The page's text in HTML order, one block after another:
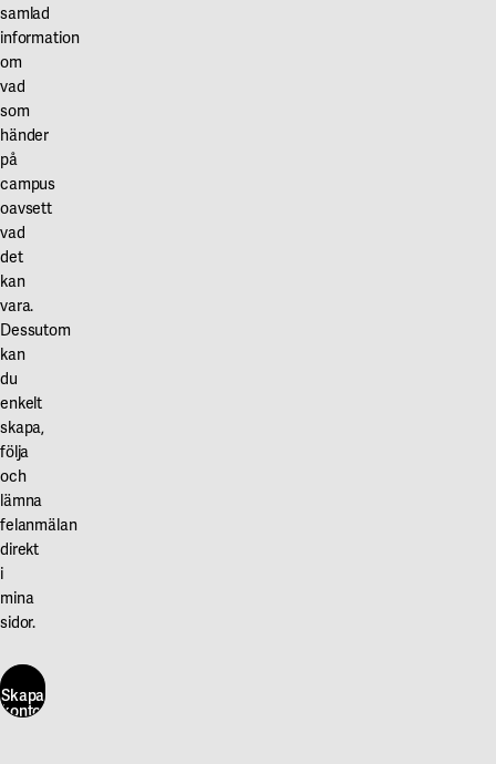
samlad
information
om
vad
som
händer
på
campus
oavsett
vad
det
kan
vara.
Dessutom
kan
du
enkelt
skapa,
följa
och
lämna
felanmälan
direkt
i
mina
sidor.
Skapa
konto